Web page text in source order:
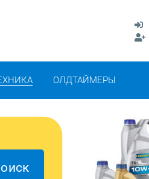
ОЛДТАЙМЕРЫ